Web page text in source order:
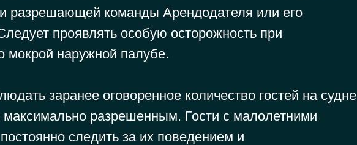
и разрешающей команды Арендодателя или его
проявлять особую осторожность при
мокрой наружной палубе.
заранее оговоренное количество гостей на судне
максимально разрешенным. Гости с малолетними
следить за их поведением и